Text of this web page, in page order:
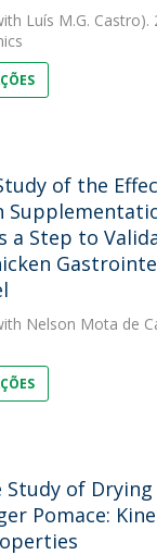
Luís M.G.
of the
a Step to
Nelson Mota de
Study of
Pomace: